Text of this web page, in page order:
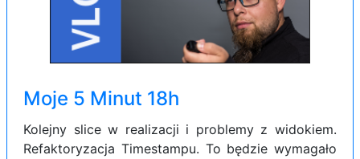
Moje 5 Minut 18h
Kolejny slice w realizacji i problemy z widokiem.
Refaktoryzacja Timestampu. To będzie wymagało